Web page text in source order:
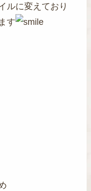
ルに変えており
す